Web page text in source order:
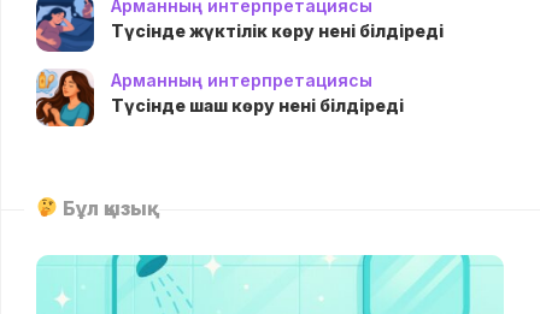
Арманның интерпретациясы
Түсінде жүктілік көру нені білдіреді
Арманның интерпретациясы
Түсінде шаш көру нені білдіреді
Бұл қызық